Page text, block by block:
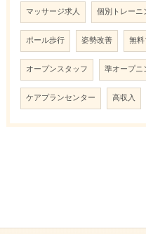
マッサージ求人 個別トレーニ
ポール歩行 姿勢改善 無
オープンスタッフ 準オープニ
ケアプランセンター 高収入